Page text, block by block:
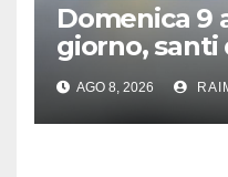
Domenica 9
giorno, santi
famosi,
AGO 8, 2026